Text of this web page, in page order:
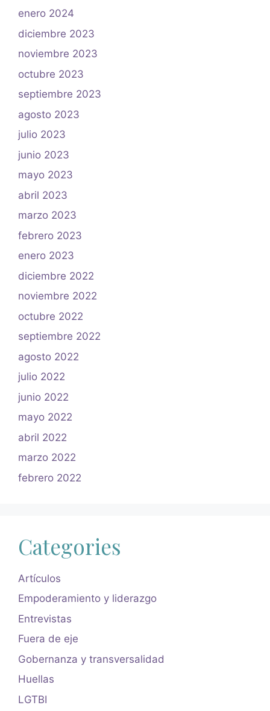
enero 2024
diciembre 2023
noviembre 2023
octubre 2023
septiembre 2023
agosto 2023
julio 2023
junio 2023
mayo 2023
abril 2023
marzo 2023
febrero 2023
enero 2023
diciembre 2022
noviembre 2022
octubre 2022
septiembre 2022
agosto 2022
julio 2022
junio 2022
mayo 2022
abril 2022
marzo 2022
febrero 2022
Categories
Artículos
Empoderamiento y liderazgo
Entrevistas
Fuera de eje
Gobernanza y transversalidad
Huellas
LGTBI